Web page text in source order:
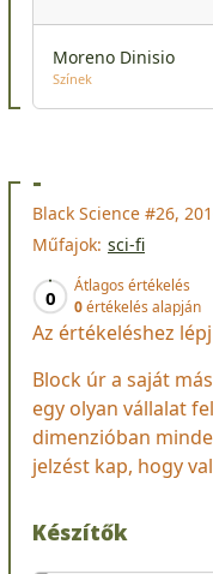
Moreno Dinisio
Színek
-
Black Science #26,
Műfajok: sci-fi
0
Átlagos értékelés
0értékelés alapján
Az értékeléshez
Block úr a saját
egy olyan vállalat
dimenzióban
jelzést kap, hogy
Készítők